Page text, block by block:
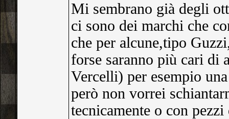
Mi sembrano già degli
ci sono dei marchi che
che per alcune,tipo
forse saranno più cari
Vercelli) per esempio
però non vorrei
tecnicamente o con